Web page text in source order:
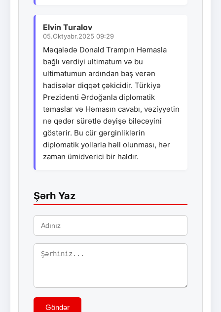
Elvin Turalov
05.Oktyabr.2025 09:29
Məqalədə Donald Trampın Həmasla
bağlı verdiyi ultimatum və bu
ultimatumun ardından baş verən
hadisələr diqqət çəkicidir. Türkiyə
Prezidenti Ərdoğanla diplomatik
təmaslar və Həmasın cavabı, vəziyyətin
nə qədər sürətlə dəyişə biləcəyini
göstərir. Bu cür gərginliklərin
diplomatik yollarla həll olunması, hər
zaman ümidverici bir haldır.
Şərh Yaz
Göndər